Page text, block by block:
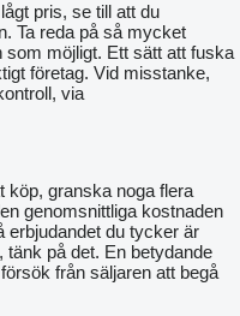
pris, se till att du
Ta reda på så mycket
som möjligt. Ett sätt att fuska
företag. Vid misstanke,
via
köp, granska noga flera
genomsnittliga kostnaden
erbjudandet du tycker är
tänk på det. En betydande
från säljaren att begå